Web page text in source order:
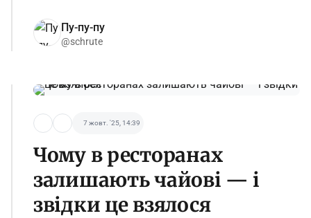
Пу-пу-пу
@schrute
7 жовт. '25, 14:39
Чому в ресторанах
залишають чайові — і
звідки це взялося